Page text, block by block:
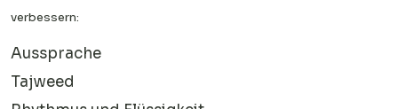
verbessern:
Aussprache
Tajweed